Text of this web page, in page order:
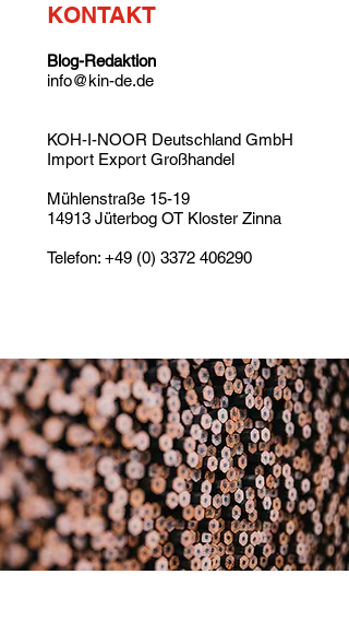
Blog-Redaktion
info@kin-de.de
KOH-I-NOOR Deutschland GmbH
Import Export Großhandel
Mühlenstraße 15-19
14913 Jüterbog OT Kloster Zinna
Telefon: +49 (0) 3372 406290
KONTAKT